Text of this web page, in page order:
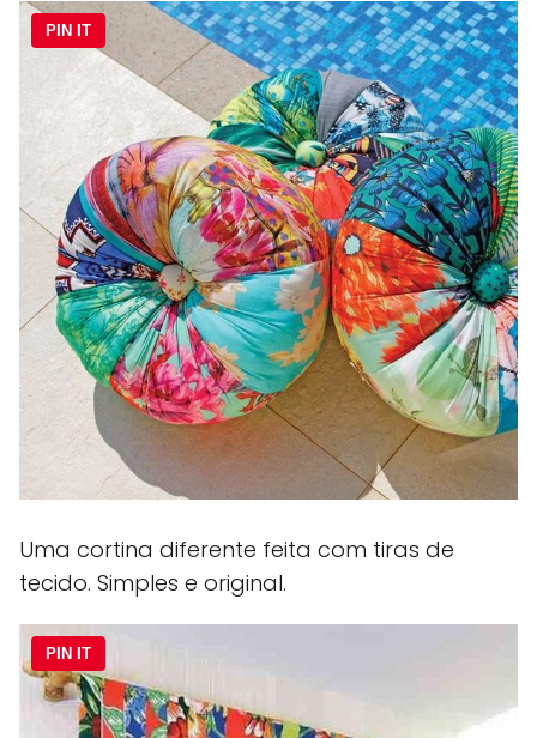
PIN IT
Uma cortina diferente feita com tiras de
tecido. Simples e original.
PIN IT